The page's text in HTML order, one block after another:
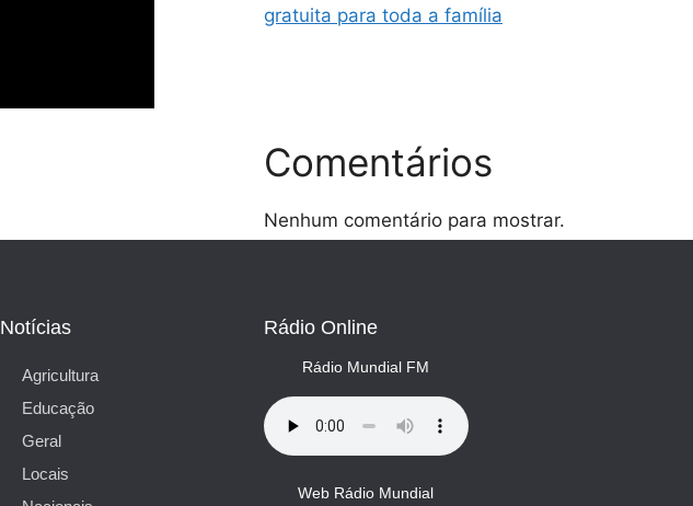
gratuita para toda a família
Comentários
Nenhum comentário para mostrar.
Notícias
Agricultura
Educação
Geral
Locais
Rádio Online
Rádio Mundial FM
Web Rádio Mundial